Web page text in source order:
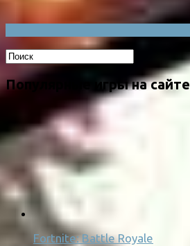
Популярные игры на сайте
Fortnite: Battle Royale